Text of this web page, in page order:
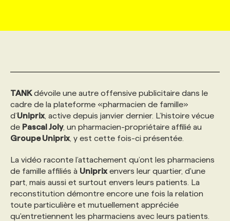
NOUVEAUX MANDATS
INITIATIVES NUMÉRIQUES
PRIX ET DISTINCTIONS
TENDANCES
MARKETING ET COMMUNICATION
MARKETING DURABLE
GEO/SEO
ÉVÉNEMENTIEL
NOS AUTEUR‧RICES
BULLETIN RECRUTEMENT
ANNONCEZ AVEC NOUS
AFFICHEZ UN POSTE / TARIFS
PROFIL ENTREPRISE
FAQ
ANNONCEZ AVEC NOUS
CANDIDAT
PROFIL CANDIDAT
NOS CONFÉRENCES
ANNONCEZ AVEC NOUS
FORMATIONS
NOS PARCOURS DE FORMATIONS
FORMATIONS PERSONNALISÉES
NOS FORMATEUR‧RICES
POURQUOI CHOISIR NOS FORMATIONS
SERVICE DE CHASSE DE TÊTE
NOS TARIFS
NOS EXPERTISES
FAQ
TANKdévoile une autre offensive publicitaire dans le
cadre de la plateforme «pharmacien de famille»
d’Uniprix , active depuis janvier dernier. L’histoire vécue
de Pascal Joly, un pharmacien-propriétaire affilié au
Groupe Uniprix , y est cette fois-ci présentée.
La vidéo raconte l’attachement qu’ont les pharmaciens
de famille affiliés à Uniprix envers leur quartier, d'une
part, mais aussi et surtout envers leurs patients. La
reconstitution démontre encore une fois la relation
toute particulière et mutuellement appréciée
qu'entretiennent les pharmaciens avec leurs patients.